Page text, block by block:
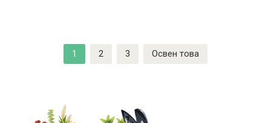
1 2 3 Освен това